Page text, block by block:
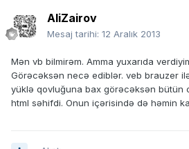
AliZairov
Mesaj tarihi: 12 Aralık 2013
Mən vb bilmirəm. Amma yuxarıda
Görəcəksən necə ediblər. veb brauzer
yüklə qovluğuna bax görəcəksən bütün
html səhifdi. Onun içərisində də həmin